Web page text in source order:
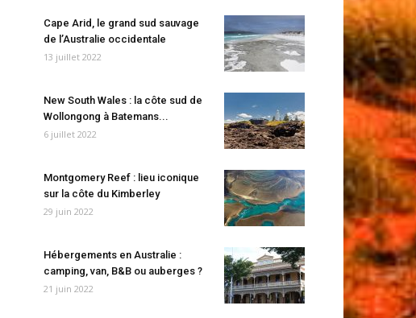
Cape Arid, le grand sud sauvage
de l’Australie occidentale
13 juillet 2022
New South Wales : la côte sud de
Wollongong à Batemans...
6 juillet 2022
Montgomery Reef : lieu iconique
sur la côte du Kimberley
29 juin 2022
Hébergements en Australie :
camping, van, B&B ou auberges ?
21 juin 2022